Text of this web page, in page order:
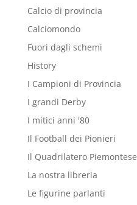
Calcio di provincia
Calciomondo
Fuori dagli schemi
History
I Campioni di Provincia
I grandi Derby
I mitici anni '80
Il Football dei Pionieri
Il Quadrilatero Piemontese
La nostra libreria
Le figurine parlanti